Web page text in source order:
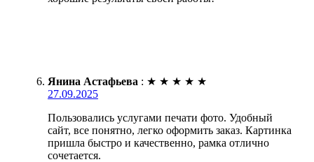
Янина Астафьева : ★ ★ ★ ★ ★
27.09.2025
Пользовались услугами печати фото. Удобный
сайт, все понятно, легко оформить заказ. Картинка
пришла быстро и качественно, рамка отлично
сочетается.